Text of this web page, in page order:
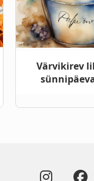
Värvikirev